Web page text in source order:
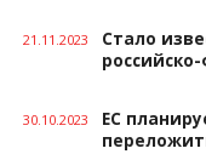
21.11.2023
Стало
30.10.2023
ЕС